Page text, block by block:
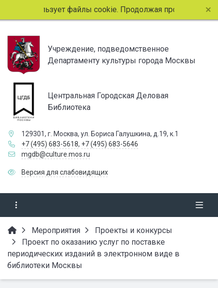
использует файлы cookie. Продолжая просмотр
Учреждение, подведомственное
Департаменту культуры города Москвы
Центральная Городская Деловая
Библиотека
129301, г. Москва, ул. Бориса Галушкина, д.19, к.1
+7 (495) 683-5618, +7 (495) 683-5646
mgdb@culture.mos.ru
Версия для слабовидящих
Мероприятия
Проекты и конкурсы
Проект по оказанию услуг по поставке
периодических изданий в электронном виде в
библиотеки Москвы